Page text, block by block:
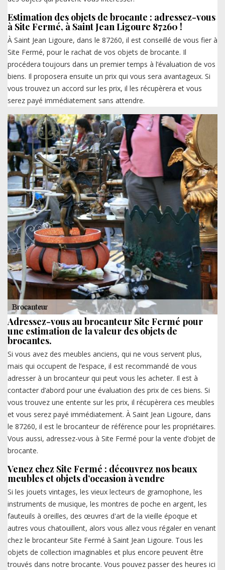
Estimation des objets de brocante : adressez-vous
à Site Fermé, à Saint Jean Ligoure 87260 !
À Saint Jean Ligoure, dans le 87260, il est conseillé de vous fier à
Site Fermé, pour le rachat de vos objets de brocante. Il
procédera toujours dans un premier temps à l’évaluation de vos
biens. Il proposera ensuite un prix qui vous sera avantageux. Si
vous trouvez un accord sur les prix, il les récupèrera et vous
serez payé immédiatement sans attendre.
Adressez-vous au brocanteur Site Fermé pour
une estimation de la valeur des objets de
brocantes.
Si vous avez des meubles anciens, qui ne vous servent plus,
mais qui occupent de l’espace, il est recommandé de vous
adresser à un brocanteur qui peut vous les acheter. Il est à
contacter d’abord pour une évaluation des prix de ces biens. Si
vous trouvez une entente sur les prix, il récupèrera ces meubles
et vous serez payé immédiatement. À Saint Jean Ligoure, dans
le 87260, il est le brocanteur de référence pour les propriétaires.
Vous aussi, adressez-vous à Site Fermé pour la vente d’objet de
brocante.
Venez chez Site Fermé : découvrez nos beaux
meubles et objets d’occasion à vendre
Si les jouets vintages, les vieux lecteurs de gramophone, les
instruments de musique, les montres de poche en argent, les
fauteuils à oreilles, des œuvres d'art de la vieille époque et
autres vous chatouillent, alors vous allez vous régaler en venant
chez le brocanteur Site Fermé à Saint Jean Ligoure. Tous les
objets de collection imaginables et plus encore peuvent être
trouvés dans notre brocante. Vous pouvez passer des heures ici